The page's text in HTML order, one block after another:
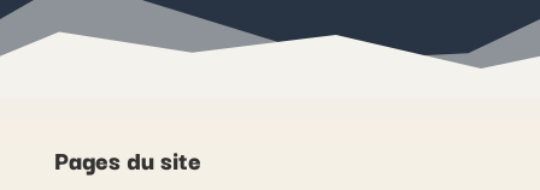
Pages du site